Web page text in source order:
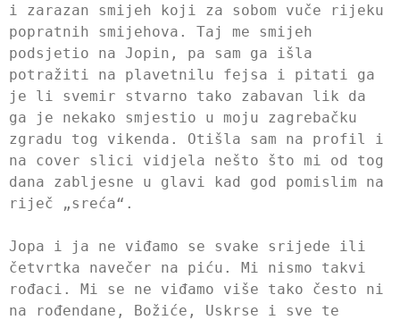
i zarazan smijeh koji za sobom vuče rijeku
popratnih smijehova. Taj me smijeh
podsjetio na Jopin, pa sam ga išla
potražiti na plavetnilu fejsa i pitati ga
je li svemir stvarno tako zabavan lik da
ga je nekako smjestio u moju zagrebačku
zgradu tog vikenda. Otišla sam na profil i
na cover slici vidjela nešto što mi od tog
dana zabljesne u glavi kad god pomislim na
riječ „sreća“.
Jopa i ja ne viđamo se svake srijede ili
četvrtka navečer na piću. Mi nismo takvi
rođaci. Mi se ne viđamo više tako često ni
na rođendane, Božiće, Uskrse i sve te